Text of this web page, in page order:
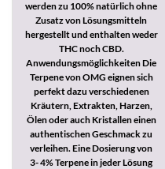
werden zu 100% natürlich ohne
Zusatz von Lösungsmitteln
hergestellt und enthalten weder
THC noch CBD.
Anwendungsmöglichkeiten Die
Terpene von OMG eignen sich
perfekt dazu verschiedenen
Kräutern, Extrakten, Harzen,
Ölen oder auch Kristallen einen
authentischen Geschmack zu
verleihen. Eine Dosierung von
3- 4% Terpene in jeder Lösung